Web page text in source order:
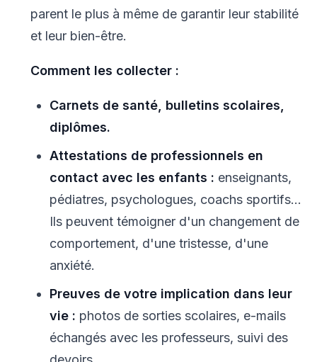
parent le plus à même de garantir leur stabilité
et leur bien-être.
Comment les collecter :
Carnets de santé, bulletins scolaires,
diplômes.
Attestations de professionnels en
contact avec les enfants : enseignants,
pédiatres, psychologues, coachs sportifs...
Ils peuvent témoigner d'un changement de
comportement, d'une tristesse, d'une
anxiété.
Preuves de votre implication dans leur
vie : photos de sorties scolaires, e-mails
échangés avec les professeurs, suivi des